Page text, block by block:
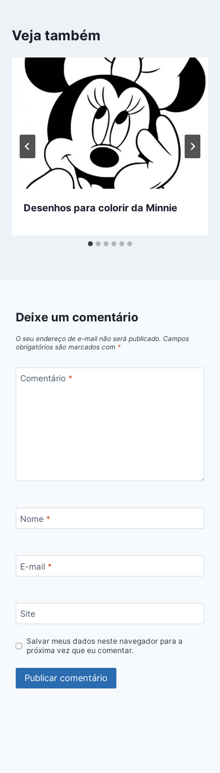
Veja também
Desenhos para colorir da Minnie
Deixe um comentário
O seu endereço de e-mail não será publicado. Campos
obrigatórios são marcados com *
Comentário *
Nome *
E-mail *
Site
Salvar meus dados neste navegador para a
próxima vez que eu comentar.